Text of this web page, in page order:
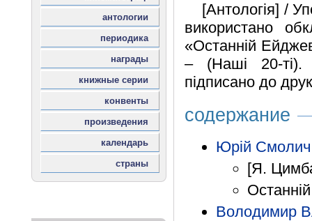
[Антологія] /
використано
«Останній
– (Нашi 20-тi).
підписано до
содержание
Юрій Смолич
[Я.
Володимир